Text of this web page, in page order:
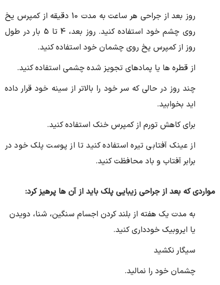
روز بعد از جراحی هر ساعت به مدت 10 دقیقه از کمپرس یخ
روی چشم خود استفاده کنید. روز بعد، 4 تا 5 بار در طول
روز از کمپرس یخ روی چشمان خود استفاده کنید.
از قطره ها یا پمادهای تجویز شده چشمی استفاده کنید.
چند روز در حالی که سر خود را بالاتر از سینه خود قرار داده
اید بخوابید.
برای کاهش تورم از کمپرس خنک استفاده کنید.
از عینک آفتابی تیره استفاده کنید تا از پوست پلک خود در
برابر آفتاب و باد محافظت کنید.
مواردی که بعد از جراحی زیبایی پلک باید از آن ها پرهیز کرد:
به مدت یک هفته از بلند کردن اجسام سنگین، شنا، دویدن
یا ایروبیک خودداری کنید.
سیگار نکشید
چشمان خود را نمالید.